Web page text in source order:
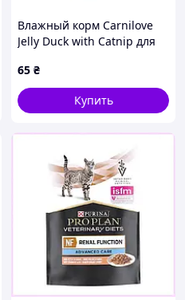
Влажный корм Carnilove
Jelly Duck with Catnip для
желе 85 г
65 ₴
Купить